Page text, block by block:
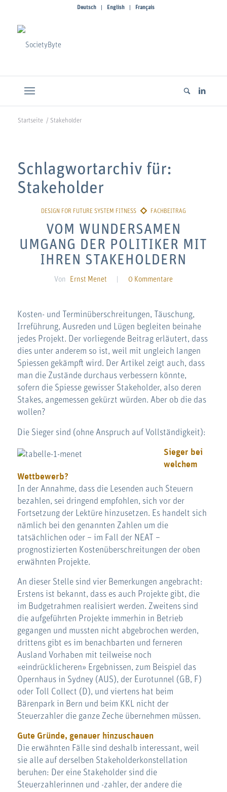
Deutsch English Français
Startseite / Stakeholder
Schlagwortarchiv für:
Stakeholder
VOM WUNDERSAMEN
UMGANG DER POLITIKER MIT
IHREN STAKEHOLDERN
Von Ernst Menet 0 Kommentare
Kosten- und Terminüberschreitungen, Täuschung,
Irreführung, Ausreden und Lügen begleiten beinahe
jedes Projekt. Der vorliegende Beitrag erläutert, dass
dies unter anderem so ist, weil mit ungleich langen
Spiessen gekämpft wird. Der Artikel zeigt auch, dass
man die Zustände durchaus verbessern könnte,
sofern die Spiesse gewisser Stakeholder, also deren
Stakes, angemessen gekürzt würden. Aber ob die das
wollen?
Die Sieger sind (ohne Anspruch auf Vollständigkeit):
Sieger bei
welchem
Wettbewerb?
In der Annahme, dass die Lesenden auch Steuern
bezahlen, sei dringend empfohlen, sich vor der
Fortsetzung der Lektüre hinzusetzen. Es handelt sich
nämlich bei den genannten Zahlen um die
tatsächlichen oder – im Fall der NEAT –
prognostizierten Kostenüberschreitungen der oben
erwähnten Projekte.
An dieser Stelle sind vier Bemerkungen angebracht:
Erstens ist bekannt, dass es auch Projekte gibt, die
im Budgetrahmen realisiert werden. Zweitens sind
die aufgeführten Projekte immerhin in Betrieb
gegangen und mussten nicht abgebrochen werden,
drittens gibt es im benachbarten und ferneren
Ausland Vorhaben mit teilweise noch
«eindrücklicheren» Ergebnissen, zum Beispiel das
Opernhaus in Sydney (AUS), der Eurotunnel (GB, F)
oder Toll Collect (D), und viertens hat beim
Bärenpark in Bern und beim KKL nicht der
Steuerzahler die ganze Zeche übernehmen müssen.
Gute Gründe, genauer hinzuschauen
Die erwähnten Fälle sind deshalb interessant, weil
sie alle auf derselben Stakeholderkonstellation
beruhen: Der eine Stakeholder sind die
Steuerzahlerinnen und -zahler, der andere die